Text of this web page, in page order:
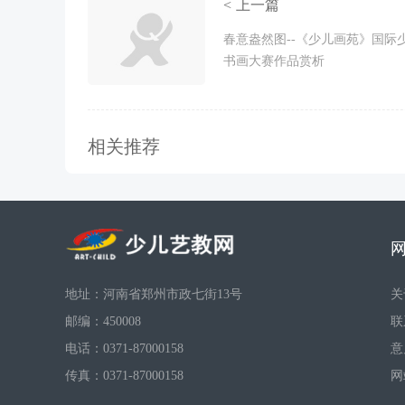
< 上一篇
春意盎然图--《少儿画苑》国际
书画大赛作品赏析
相关推荐
地址：河南省郑州市政七街13号
邮编：450008
电话：0371-87000158
传真：0371-87000158